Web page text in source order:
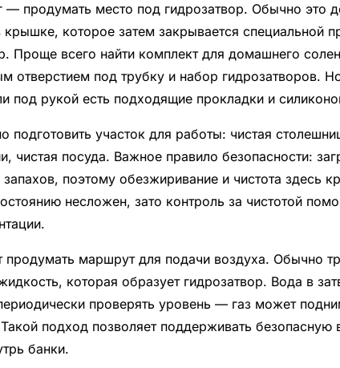
продумать место под гидрозатвор. Обычно это
крышке, которое затем закрывается специальной
Проще всего найти комплект для домашнего
отверстием под трубку и набор гидрозатворов.
под рукой есть подходящие прокладки и
подготовить участок для работы: чистая
чистая посуда. Важное правило безопасности:
запахов, поэтому обезжиривание и чистота здесь
несложен, зато контроль за чистотой
продумать маршрут для подачи воздуха. Обычно
которая образует гидрозатвор. Вода в
проверять уровень — газ может
подход позволяет поддерживать безопасную
банки.